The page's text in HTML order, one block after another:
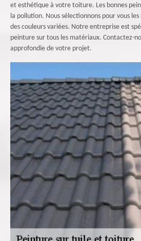
et esthétique à votre toiture. Les bonnes
la pollution. Nous sélectionnons pour vous
des couleurs variées. Notre entreprise est
peinture sur tous les matériaux. Contactez-
approfondie de votre projet.